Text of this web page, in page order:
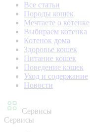
Все статьи
Породы кошек
Мечтаете о котенке
Выбираем котенка
Котенок дома
Здоровье кошек
Питание кошек
Поведение кошек
Уход и содержание
Новости
Сервисы
Сервисы